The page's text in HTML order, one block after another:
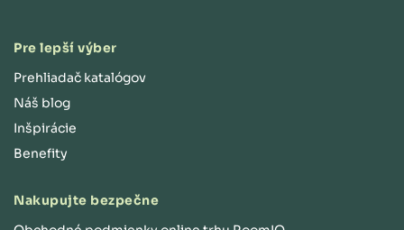
Pre lepší výber
Prehliadač katalógov
Náš blog
Inšpirácie
Benefity
Nakupujte bezpečne